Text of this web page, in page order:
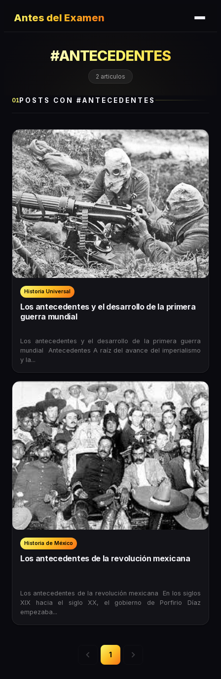
Antes del Examen
#ANTECEDENTES
2 articulos
01POSTS CON #ANTECEDENTES
Historia Universal
Los antecedentes y el desarrollo de la primera
guerra mundial
Los antecedentes y el desarrollo de la primera guerra
mundial Antecedentes A raíz del avance del imperialismo
y la...
Historia de México
Los antecedentes de la revolución mexicana
Los antecedentes de la revolución mexicana En los siglos
XIX hacia el siglo XX, el gobierno de Porfirio Díaz
empezaba...
1